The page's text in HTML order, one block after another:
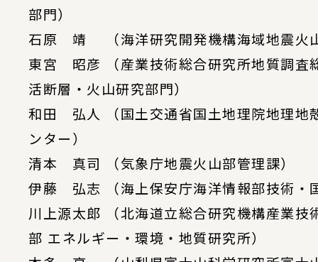
部門）
石原 靖 （海洋研究開発機構海域地震火
東宮 昭彦 （産業技術総合研究所地質調査
活断層・火山研究部門）
和田 弘人 （国土交通省国土地理院地理地
ンター）
清本 真司 （気象庁地震火山部管理課）
伊藤 弘志 （海上保安庁海洋情報部技術・
川上源太郎 （北海道立総合研究機構産業技
部 エネルギー・環境・地質研究所）